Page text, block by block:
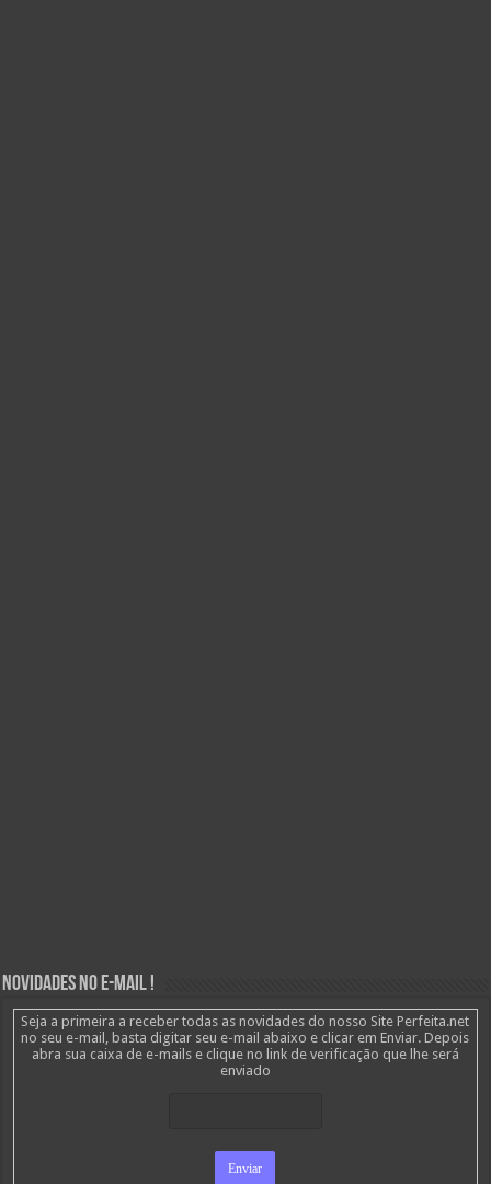
Novidades no E-mail !
Seja a primeira a receber todas as novidades do nosso Site Perfeita.net
no seu e-mail, basta digitar seu e-mail abaixo e clicar em Enviar. Depois
abra sua caixa de e-mails e clique no link de verificação que lhe será
enviado